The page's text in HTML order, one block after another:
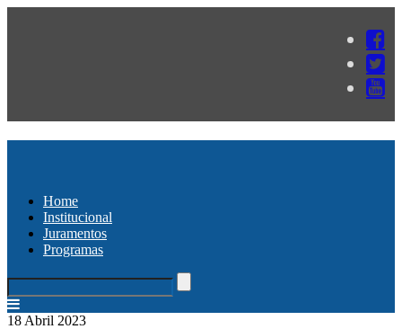
Home
Institucional
Juramentos
Programas
18 Abril 2023